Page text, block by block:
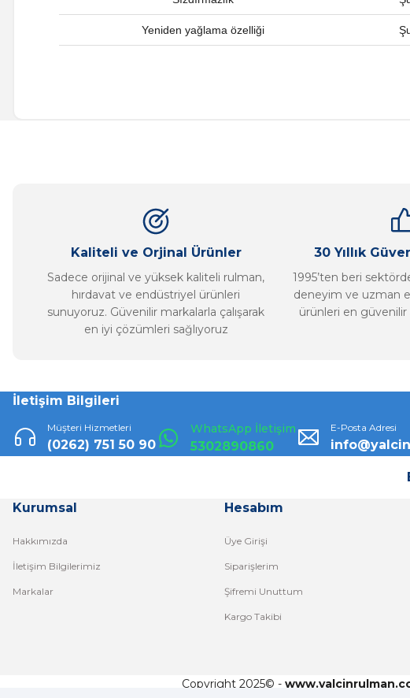
Yeniden yağlama özelliği
Ürün fiyatı diğer sitelerden daha pahalı.
Bu ürüne benzer farklı alternatifler olmalı.
Kaliteli ve Orjinal Ürünler
Sadece orijinal ve yüksek kaliteli rulman,
hırdavat ve endüstriyel ürünleri
sunuyoruz. Güvenilir markalarla çalışarak
en iyi çözümleri sağlıyoruz
30 Yıllık
1995’ten beri
deneyim ve uzman
ürünleri en
İletişim Bilgileri
Müşteri Hizmetleri
(0262) 751 50 90
WhatsApp İletişim
5302890860
E-Posta Adresi
Kurumsal
Hakkımızda
İletişim Bilgilerimiz
Markalar
Hesabım
Üye Girişi
Siparişlerim
Şifremi Unuttum
Kargo Takibi
Copyright 2025© -